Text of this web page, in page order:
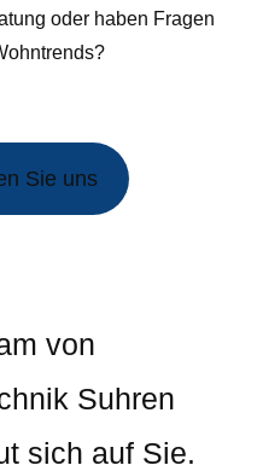
oder haben Fragen
Sie uns
von
Suhren
sich auf Sie.